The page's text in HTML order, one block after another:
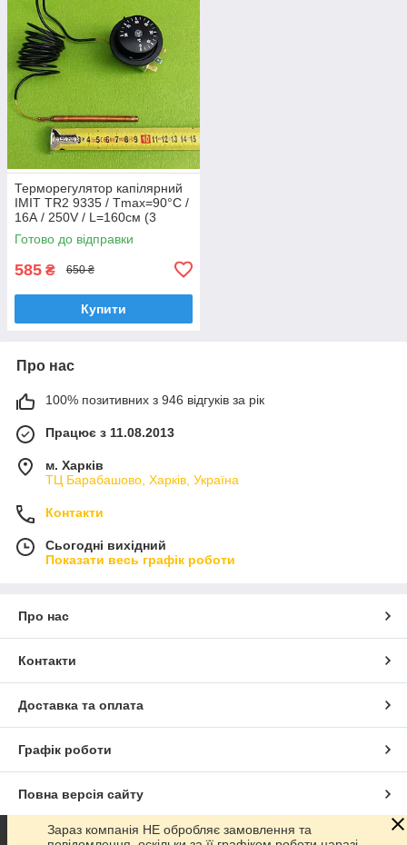
Терморегулятор капілярний
IMIT TR2 9335 / Tmax=90°C /
16А / 250V / L=160см (3
контакти) до електрокотлів
"TENKO"
Готово до відправки
585 ₴ 650 ₴
Купити
Про нас
100% позитивних з 946 відгуків за рік
Працює з 11.08.2013
м. Харків
ТЦ Барабашово, Харків, Україна
Контакти
Сьогодні вихідний
Показати весь графік роботи
Про нас
Контакти
Доставка та оплата
Графік роботи
Повна версія сайту
Сайт створено на маркетплейсіProm.ua
Зараз компанія НЕ обробляє замовлення та